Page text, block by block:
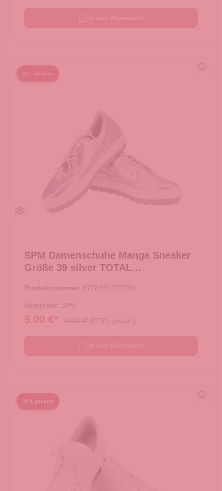
35 € gespart
SPM Damenschuhe Manga Sneaker
Größe 39 silver TOTAL
Produktnummer: 8718231237790
Hersteller: SPM
5,00 €* 40,00 €* (87.5% gespart)
35 € gespart